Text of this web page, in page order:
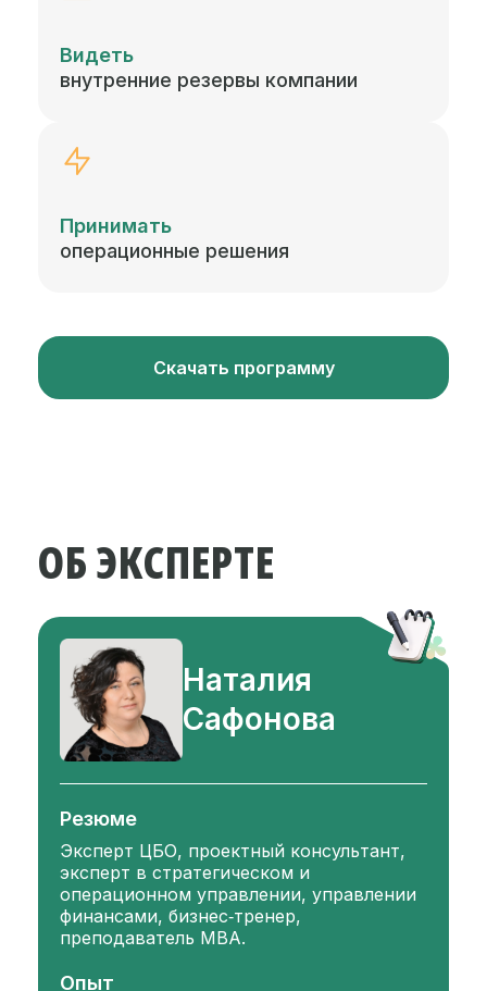
Видеть
внутренние резервы компании
Принимать
операционные решения
Скачать программу
ОБ ЭКСПЕРТЕ
Наталия
Сафонова
Резюме
Эксперт ЦБО, проектный консультант,
эксперт в стратегическом и
операционном управлении, управлении
финансами, бизнес‑тренер,
преподаватель MBA.
Опыт